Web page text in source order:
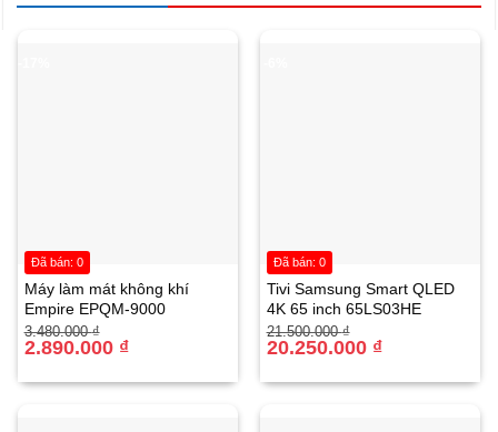
Máy làm mát không khí
Empire EPQM-9000
3.480.000₫
Giá
gốc
2.890.000 ₫
Giá
hiện
2.890.000 ₫.
Đã bán: 0
Tivi Samsung Smart QLED
4K 65 inch 65LS03HE
21.500.000₫
Giá
gốc
20.250.000 ₫
Giá
hiện
20.250.000 ₫.
Đã bán: 0